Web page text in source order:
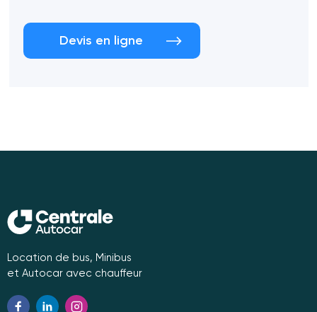
Devis en ligne
Location de bus, Minibus
et Autocar avec chauffeur